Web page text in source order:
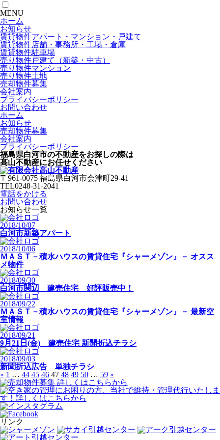
MENU
ホーム
お知らせ
賃貸物件アパート・マンション・戸建て
賃貸物件店舗・事務所・工場・倉庫
賃貸物件駐車場
売り物件戸建て（新築・中古）
売り物件マンション
売り物件土地
売却物件募集
会社案内
プライバシーポリシー
お問い合わせ
ホーム
お知らせ
売却物件募集
会社案内
プライバシーポリシー
福島県白河市の不動産をお探しの際は
髙山不動産にお任せください
〒961-0075 福島県白河市会津町29-41
TEL0248-31-2041
電話をかける
お問い合わせ
お知らせ一覧
2018/10/07
白河市新築アパート
2018/10/06
ＭＡＳＴ－積水ハウスの賃貸住宅『シャーメゾン』－ オスス
メ物件
2018/09/30
白河市関辺 建売住宅 好評販売中！
2018/09/22
ＭＡＳＴ－積水ハウスの賃貸住宅『シャーメゾン』－ 最新空
室情報
2018/09/21
9月21日(金) 建売住宅 新聞折込チラシ
2018/09/03
新聞折込広告 単独チラシ
« 1 … 44 45 46 47 48 49 50 … 59 »
リンク